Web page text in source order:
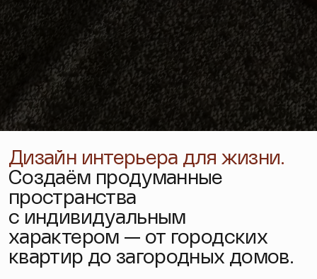
Дизайн интерьера для жизни.
Создаём продуманные
пространства
с индивидуальным
характером — от городских
квартир до загородных домов.